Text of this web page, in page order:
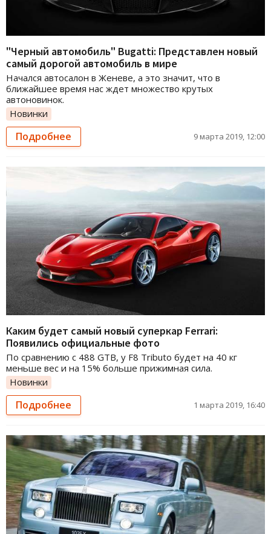
"Черный автомобиль" Bugatti: Представлен новый
самый дорогой автомобиль в мире
Начался автосалон в Женеве, а это значит, что в
ближайшее время нас ждет множество крутых
автоновинок.
Новинки
Подробнее 9 марта 2019, 12:00
Каким будет самый новый суперкар Ferrari:
Появились официальные фото
По сравнению с 488 GTB, у F8 Tributo будет на 40 кг
меньше вес и на 15% больше прижимная сила.
Новинки
Подробнее 1 марта 2019, 16:40